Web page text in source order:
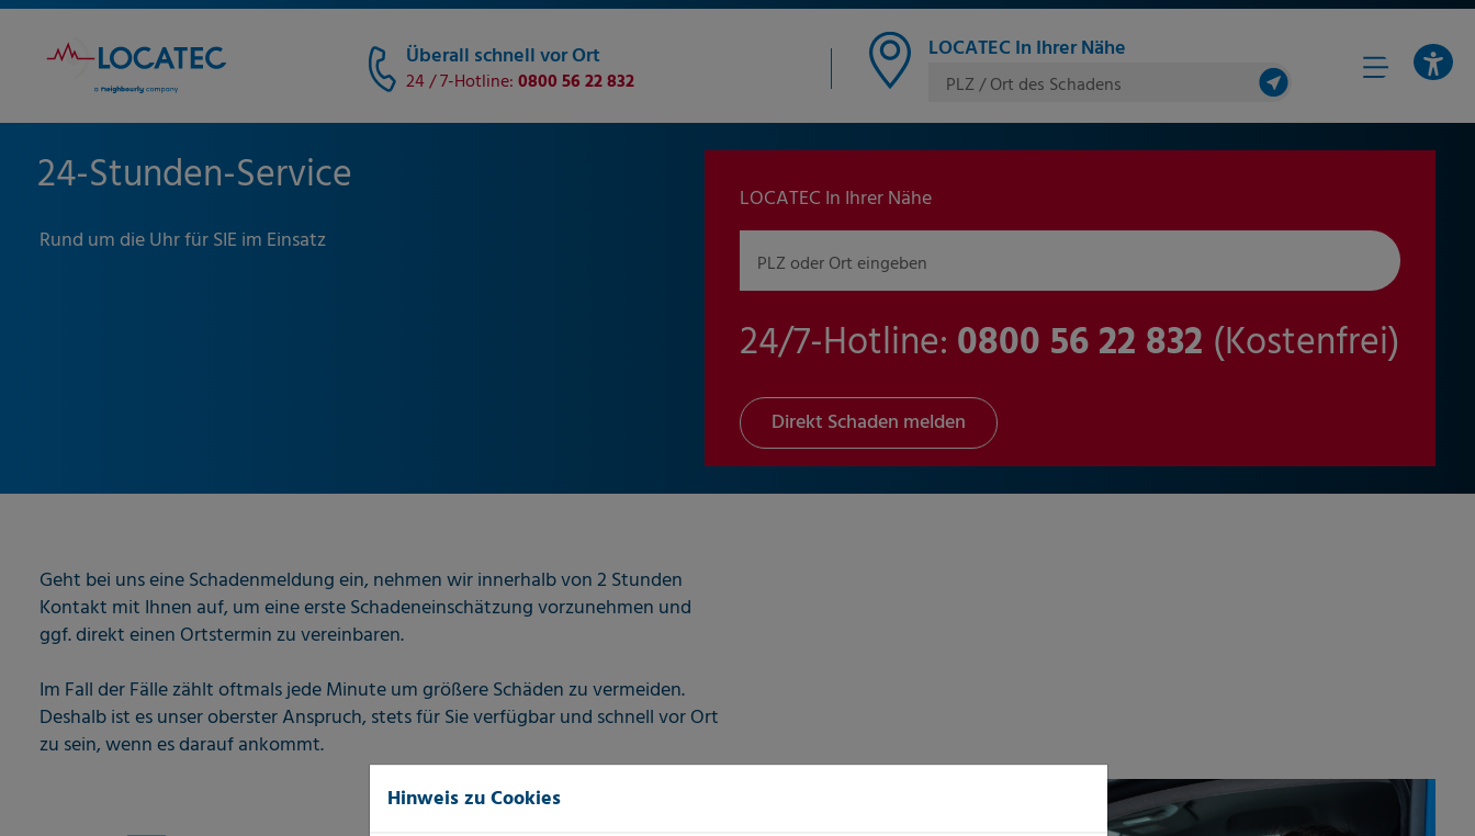
Überall schnell vor Ort
24 / 7-Hotline:0800 56 22 832
LOCATEC In Ihrer Nähe
PLZ / Ort des Schadens
24-Stunden-Service
Rund um die Uhr für SIE im Einsatz
LOCATEC In Ihrer Nähe
PLZ oder Ort eingeben
24/7-Hotline: 0800 56 22 832 (Kostenfrei)
Direkt Schaden melden
Geht bei uns eine Schadenmeldung ein, nehmen wir innerhalb von 2 Stunden
Kontakt mit Ihnen auf, um eine erste Schadeneinschätzung vorzunehmen und
ggf. direkt einen Ortstermin zu vereinbaren.
Im Fall der Fälle zählt oftmals jede Minute um größere Schäden zu vermeiden.
Deshalb ist es unser oberster Anspruch, stets für Sie verfügbar und schnell vor Ort
zu sein, wenn es darauf ankommt.
Hinweis zu Cookies